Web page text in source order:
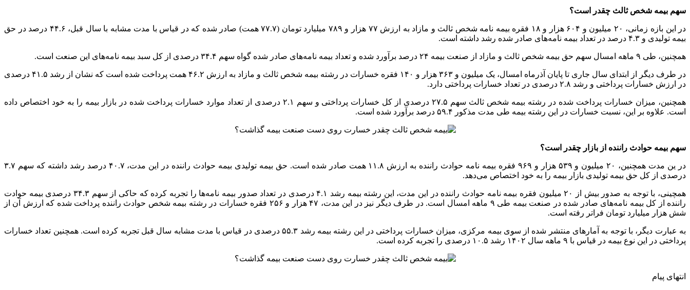
سهم بیمه شخص ثالث چقدر است؟
در این بازه زمانی، ۲۰ میلیون و ۶۰۴ هزار و ۱۸ فقره بیمه نامه شخص ثالث و مازاد به ارزش ۷۷ هزار و ۷۸۹ میلیارد تومان (۷۷.۷ همت) صادر شده که در قیاس با مدت مشابه با سال قبل، ۴۴.۶ درصد در حق
بیمه تولیدی و ۴.۳ درصد در تعداد بیمه نامه‌های صادر شده رشد داشته است.
همچنین، طی ۹ ماهه امسال سهم حق بیمه شخص ثالث و مازاد از صنعت بیمه ۲۴ درصد برآورد شده و تعداد بیمه نامه‌های صادر شده گواه سهم ۳۴.۴ درصدی از کل سبد بیمه نامه‌های این صنعت است.
در طرف دیگر از ابتدای سال جاری تا پایان آذرماه امسال، یک میلیون و ۳۶۳ هزار و ۱۴۰ فقره خسارات در رشته بیمه شخص ثالث و مازاد به ارزش ۴۶.۲ همت پرداخت شده است که نشان از رشد ۴۱.۵ درصدی
در ارزش خسارات پرداختی و رشد ۲.۸ درصدی در تعداد خسارات پرداختی دارد.
همچنین، میزان خسارات پرداخت شده در رشته بیمه شخص ثالث سهم ۲۷.۵ درصدی از کل خسارات پرداختی و سهم ۲.۱ درصدی از تعداد موارد خسارات پرداخت شده در بازار بیمه را به خود اختصاص داده
است. علاوه بر این، نسبت خسارات در این رشته بیمه طی مدت مذکور ۵۹.۴ درصد برآورد شده است.
سهم بیمه حوادث راننده از بازار چقدر است؟
در ین مدت همچنین، ۲۰ میلیون و ۵۳۹ هزار و ۹۶۹ فقره بیمه نامه حوادث راننده به ارزش ۱۱.۸ همت صادر شده است. حق بیمه تولیدی بیمه حوادث راننده در این مدت، ۴۰.۷ درصد رشد داشته که سهم ۳.۷
درصدی از کل حق بیمه تولیدی بازار بیمه را به خود اختصاص می‌دهد.
همچینی، با توجه به صدور بیش از ۲۰ میلیون فقره بیمه نامه حوادث راننده در این مدت، این رشته بیمه رشد ۴.۱ درصدی در تعداد صدور بیمه نامه‌ها را تجربه کرده که حاکی از سهم ۳۴.۳ درصدی بیمه حوادت
راننده از کل بیمه نامه‌های صادر شده در صنعت بیمه طی ۹ ماهه امسال است. در طرف دیگر نیز در این مدت، ۴۷ هزار و ۲۵۶ فقره خسارات در رشته بیمه شخص حوادث راننده پرداخت شده که ارزش آن از
شش هزار میلیارد تومان فراتر رفته است.
به عبارت دیگر، با توجه به آمارهای منتشر شده از سوی بیمه مرکزی، میزان خسارات پرداختی در این رشته بیمه رشد ۵۵.۳ درصدی در قیاس با مدت مشابه سال قبل تجربه کرده است. همچنین تعداد خسارات
پرداختی در این نوع بیمه در قیاس با ۹ ماهه سال ۱۴۰۲ رشد ۱۰.۵ درصدی را تجربه کرده است.
انتهای پیام